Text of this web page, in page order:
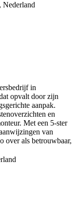
in
opvalt door zijn
aanpak.
en
Met een 5‑ster
van
over als betrouwbaar,